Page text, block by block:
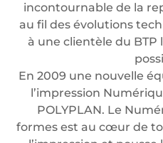
incontournable de la
au fil des évolutions
à une clientèle du
En 2009 une nouvelle
l’impression
POLYPLAN. Le
formes est au cœur de